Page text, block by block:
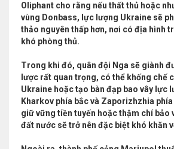
Oliphant cho rằng nếu thất thủ hoặc
vùng Donbass, lực lượng Ukraine sẽ
thảo nguyên thấp hơn, nơi có địa hình
khó phòng thủ.
Trong khi đó, quân đội Nga sẽ giành
lược rất quan trọng, có thể khống chế
Ukraine hoặc tạo bàn đạp bao vây lực
Kharkov phía bắc và Zaporizhzhia
giữ vững tiền tuyến hoặc thậm chí bảo
đất nước sẽ trở nên đặc biệt khó khăn